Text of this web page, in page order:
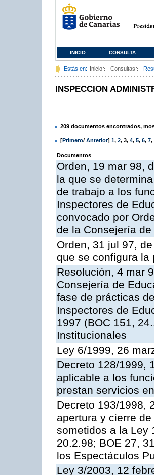
INICIO CONSULTA
Estás en: Inicio Consultas
INSPECCION
209 documentos encontrados,
[Primero/ Anterior] 1, 2, 3, 4, 5, 6, 7,
Documentos
Orden, 19 mar 98,
la que se
de trabajo a los
Inspectores de
convocado por
de la Consejería
Orden, 31 jul 97,
que se configura la
Resolución, 4 mar
Consejería de
fase de prácticas
Inspectores de
1997 (BOC 151,
Institucionales
Ley 6/1999, 26
Decreto 128/1999,
aplicable a los
prestan servicios
Decreto 193/1998,
apertura y cierre
sometidos a la Ley
20.2.98; BOE 27,
los Espectáculos
Ley 3/2003, 12